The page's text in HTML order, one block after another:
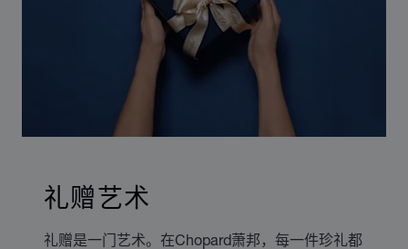
礼赠艺术
礼赠是一门艺术。在Chopard萧邦，每一件珍礼都